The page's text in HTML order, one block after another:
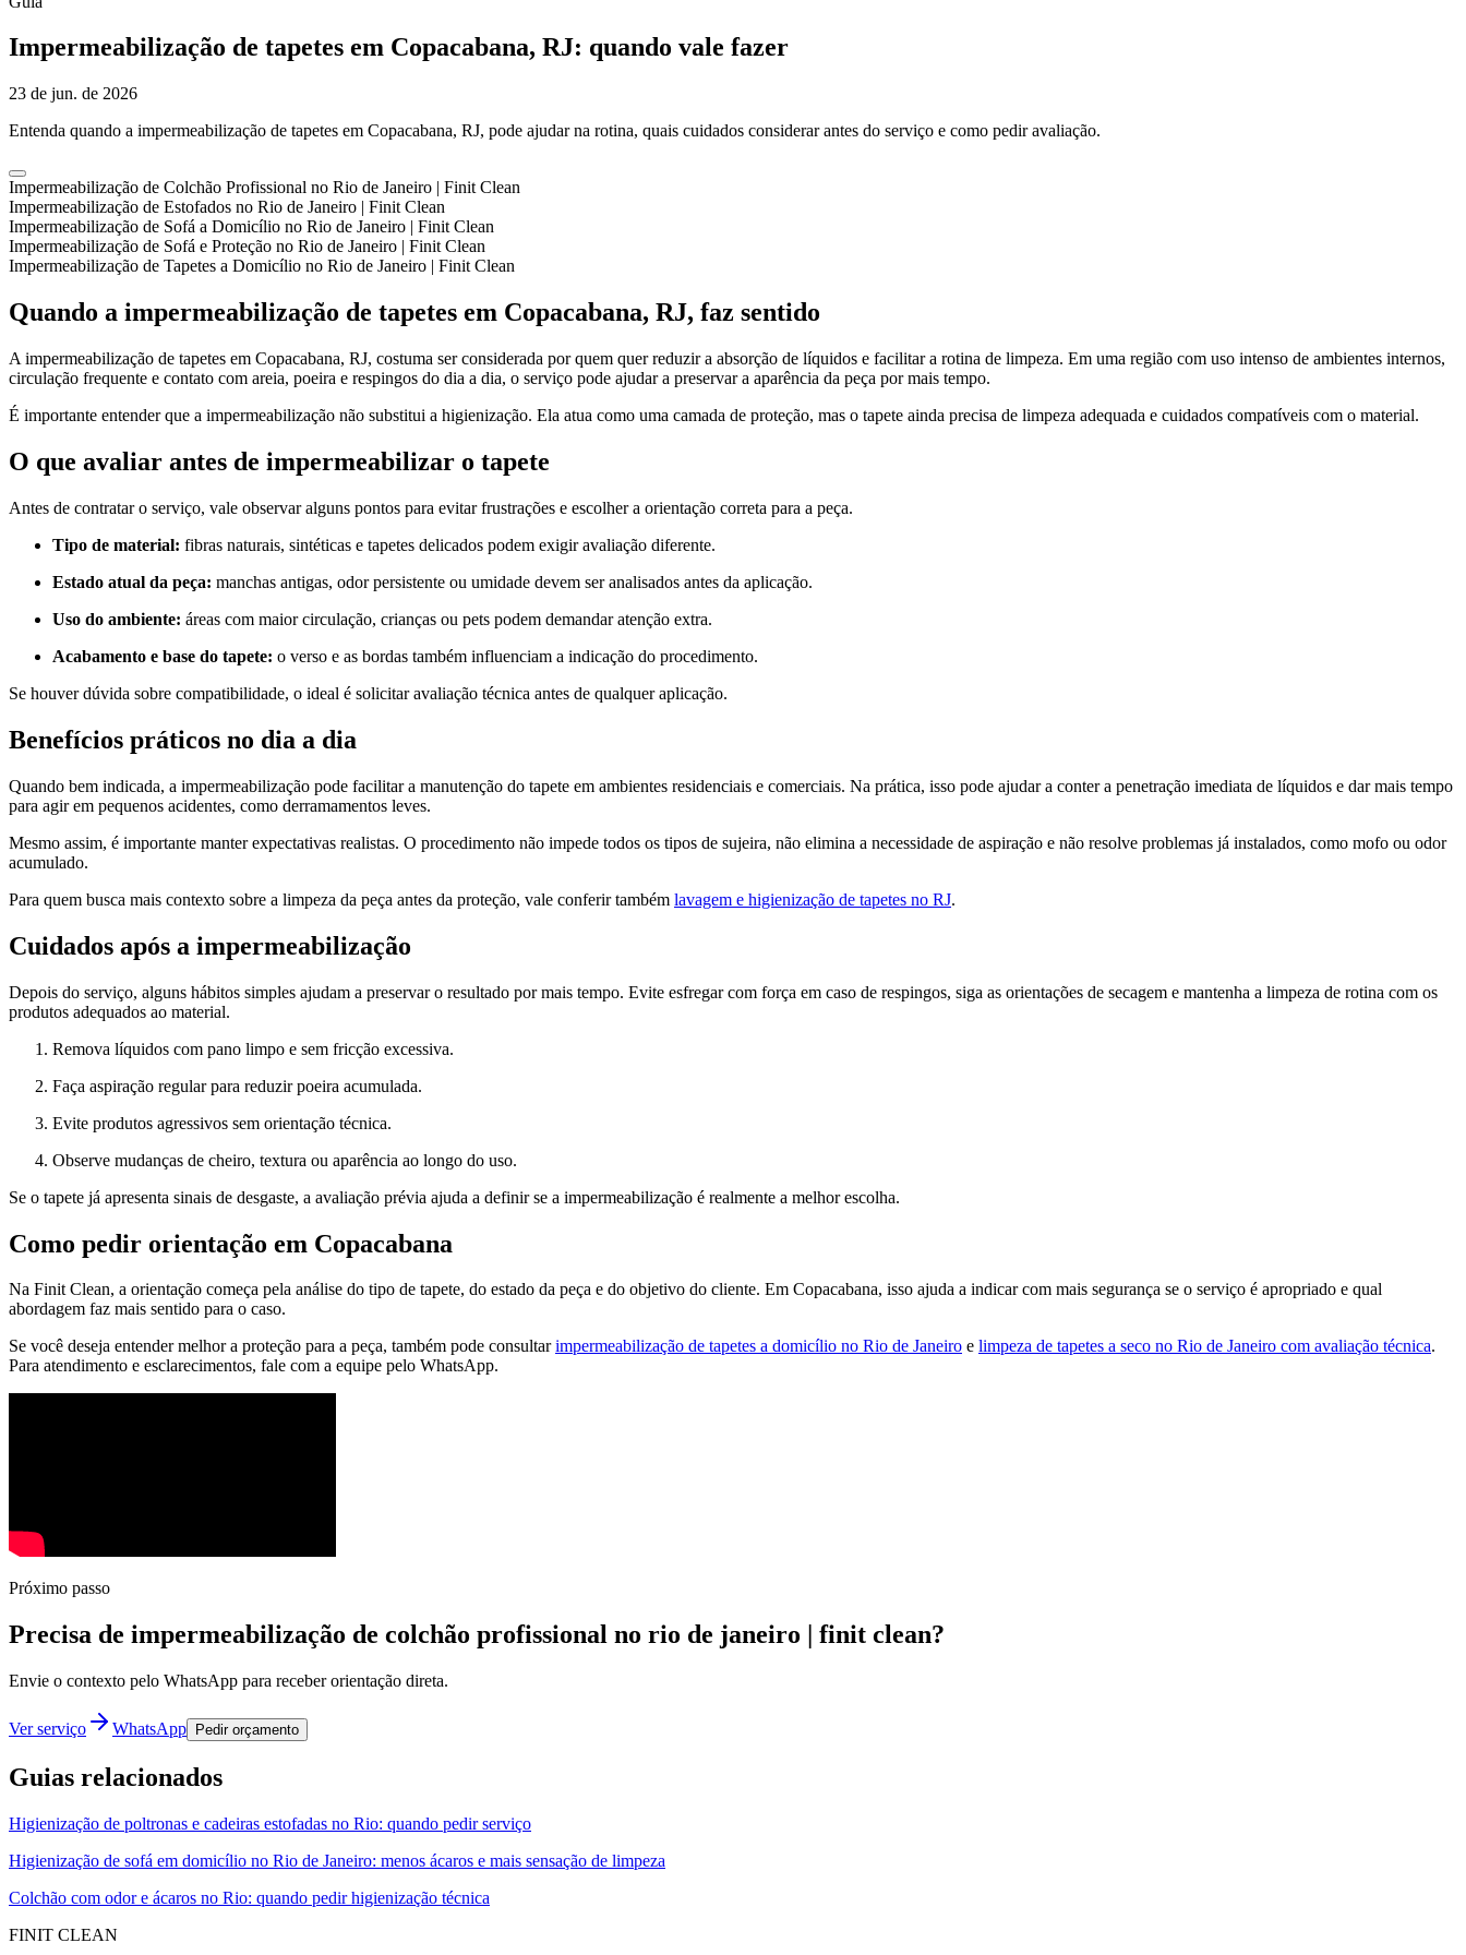
Impermeabilização de tapetes em Copacabana, RJ: quando vale fazer
23 de jun. de 2026
Entenda quando a impermeabilização de tapetes em Copacabana, RJ, pode ajudar na rotina, quais cuidados considerar antes do serviço e como pedir avaliação.
Impermeabilização de Colchão Profissional no Rio de Janeiro | Finit Clean
Impermeabilização de Estofados no Rio de Janeiro | Finit Clean
Impermeabilização de Sofá a Domicílio no Rio de Janeiro | Finit Clean
Impermeabilização de Sofá e Proteção no Rio de Janeiro | Finit Clean
Impermeabilização de Tapetes a Domicílio no Rio de Janeiro | Finit Clean
Quando a impermeabilização de tapetes em Copacabana, RJ, faz sentido
A impermeabilização de tapetes em Copacabana, RJ, costuma ser considerada por quem quer reduzir a absorção de líquidos e facilitar a rotina de limpeza. Em uma região com uso intenso de ambientes internos,
circulação frequente e contato com areia, poeira e respingos do dia a dia, o serviço pode ajudar a preservar a aparência da peça por mais tempo.
É importante entender que a impermeabilização não substitui a higienização. Ela atua como uma camada de proteção, mas o tapete ainda precisa de limpeza adequada e cuidados compatíveis com o material.
O que avaliar antes de impermeabilizar o tapete
Antes de contratar o serviço, vale observar alguns pontos para evitar frustrações e escolher a orientação correta para a peça.
Tipo de material: fibras naturais, sintéticas e tapetes delicados podem exigir avaliação diferente.
Estado atual da peça: manchas antigas, odor persistente ou umidade devem ser analisados antes da aplicação.
Uso do ambiente: áreas com maior circulação, crianças ou pets podem demandar atenção extra.
Acabamento e base do tapete: o verso e as bordas também influenciam a indicação do procedimento.
Se houver dúvida sobre compatibilidade, o ideal é solicitar avaliação técnica antes de qualquer aplicação.
Benefícios práticos no dia a dia
Quando bem indicada, a impermeabilização pode facilitar a manutenção do tapete em ambientes residenciais e comerciais. Na prática, isso pode ajudar a conter a penetração imediata de líquidos e dar mais tempo
para agir em pequenos acidentes, como derramamentos leves.
Mesmo assim, é importante manter expectativas realistas. O procedimento não impede todos os tipos de sujeira, não elimina a necessidade de aspiração e não resolve problemas já instalados, como mofo ou odor
acumulado.
Para quem busca mais contexto sobre a limpeza da peça antes da proteção, vale conferir também lavagem e higienização de tapetes no RJ.
Cuidados após a impermeabilização
Depois do serviço, alguns hábitos simples ajudam a preservar o resultado por mais tempo. Evite esfregar com força em caso de respingos, siga as orientações de secagem e mantenha a limpeza de rotina com os
produtos adequados ao material.
Remova líquidos com pano limpo e sem fricção excessiva.
Faça aspiração regular para reduzir poeira acumulada.
Evite produtos agressivos sem orientação técnica.
Observe mudanças de cheiro, textura ou aparência ao longo do uso.
Se o tapete já apresenta sinais de desgaste, a avaliação prévia ajuda a definir se a impermeabilização é realmente a melhor escolha.
Como pedir orientação em Copacabana
Na Finit Clean, a orientação começa pela análise do tipo de tapete, do estado da peça e do objetivo do cliente. Em Copacabana, isso ajuda a indicar com mais segurança se o serviço é apropriado e qual
abordagem faz mais sentido para o caso.
Se você deseja entender melhor a proteção para a peça, também pode consultarimpermeabilização de tapetes a domicílio no Rio de Janeiro e limpeza de tapetes a seco no Rio de Janeiro com avaliação técnica.
Para atendimento e esclarecimentos, fale com a equipe pelo WhatsApp.
Próximo passo
Precisa de impermeabilização de colchão profissional no rio de janeiro | finit clean?
Envie o contexto pelo WhatsApp para receber orientação direta.
Ver serviço WhatsApp Pedir orçamento
Guias relacionados
Higienização de poltronas e cadeiras estofadas no Rio: quando pedir serviço
Higienização de sofá em domicílio no Rio de Janeiro: menos ácaros e mais sensação de limpeza
Colchão com odor e ácaros no Rio: quando pedir higienização técnica
FINIT CLEAN